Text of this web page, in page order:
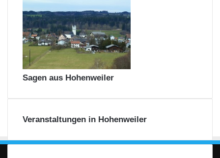
e
r
Sagen aus Hohenweiler
Veranstaltungen in Hohenweiler